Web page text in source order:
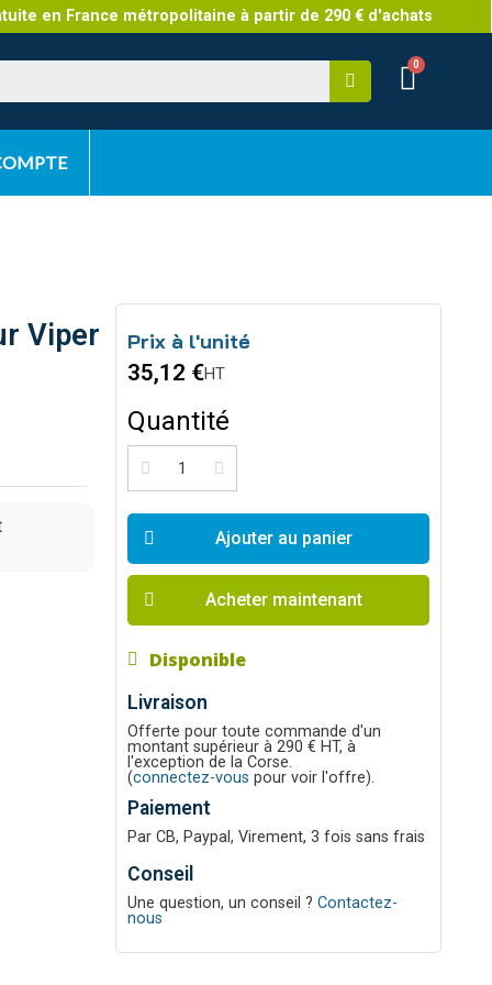
en France métropolitaine à partir de 290 € d'achats
Viper
Prix à l'unité
35,12 €HT
Quantité
Ajouter au panier
Acheter maintenant
Disponible
Livraison
Offerte pour toute commande d'un
montant supérieur à 290 € HT, à
l'exception de la Corse.
(connectez-vous pour voir l'offre).
Paiement
Par CB, Paypal, Virement, 3 fois sans frais
Conseil
Une question, un conseil ?Contactez-
nous